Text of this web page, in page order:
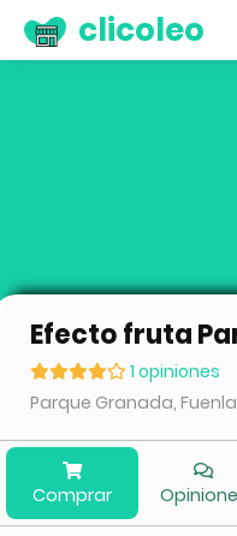
clicoleo
Efecto fruta
1 opiniones
Parque Granada,
Comprar